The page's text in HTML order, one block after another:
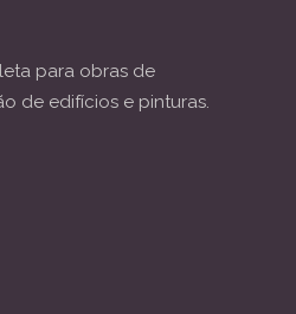
para obras de
de edifícios e pinturas.